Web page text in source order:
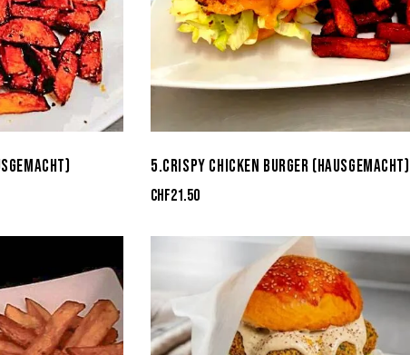
5.CRISPY CHICKEN BURGER (HAUSGEMACHT)
CHF21.50